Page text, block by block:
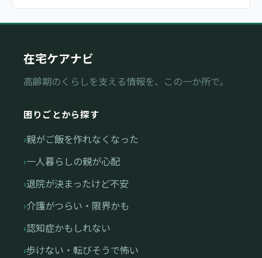
在宅ケアナビ
高齢期のくらしを支える情報を、この一か所で。
困りごとから探す
親がご飯を作れなくなった
一人暮らしの親が心配
退院が決まったけど不安
介護がつらい・限界かも
認知症かもしれない
歩けない・転びそうで怖い